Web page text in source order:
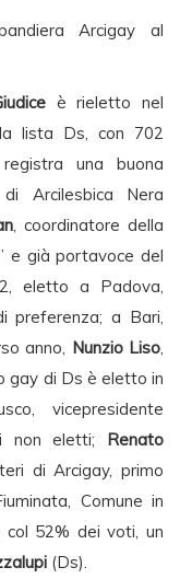
Arcigay al
è rieletto nel
lista Ds, con 702
una buona
di Arcilesbica Nera
, coordinatore della
e già portavoce del
eletto a Padova,
preferenza; a Bari,
anno, Nunzio Liso,
gay di Ds è eletto in
vicepresidente
non eletti; Renato
di Arcigay, primo
Comune in
52% dei voti, un
(Ds).